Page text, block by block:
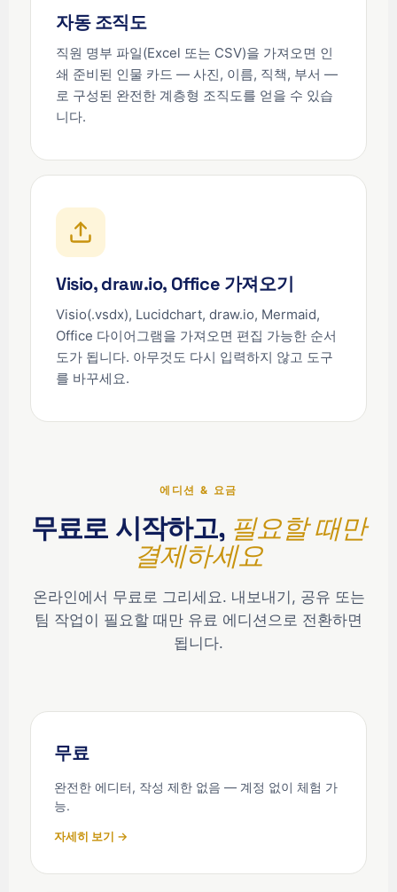
자동 조직도
직원 명부 파일(Excel 또는 CSV)을 가져오면 인
쇄 준비된 인물 카드 — 사진, 이름, 직책, 부서 —
로 구성된 완전한 계층형 조직도를 얻을 수 있습
니다.
Visio, draw.io, Office 가져오기
Visio(.vsdx), Lucidchart, draw.io, Mermaid,
Office 다이어그램을 가져오면 편집 가능한 순서
도가 됩니다. 아무것도 다시 입력하지 않고 도구
를 바꾸세요.
에디션 & 요금
무료로 시작하고, 필요할 때만
결제하세요
온라인에서 무료로 그리세요. 내보내기, 공유 또는
팀 작업이 필요할 때만 유료 에디션으로 전환하면
됩니다.
무료
완전한 에디터, 작성 제한 없음 — 계정 없이 체험 가
능.
자세히 보기 →